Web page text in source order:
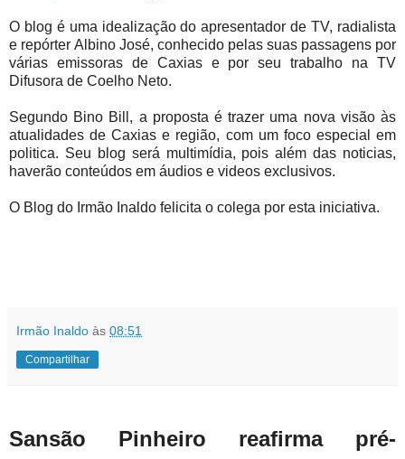
O blog é uma idealização do apresentador de TV, radialista
e repórter Albino José, conhecido pelas suas passagens por
várias emissoras de Caxias e por seu trabalho na TV
Difusora de Coelho Neto.
Segundo Bino Bill, a proposta é trazer uma nova visão às
atualidades de Caxias e região, com um foco especial em
politica. Seu blog será multimídia, pois além das noticias,
haverão conteúdos em áudios e videos exclusivos.
O Blog do Irmão Inaldo felicita o colega por esta iniciativa.
Irmão Inaldo às 08:51
Compartilhar
Sansão Pinheiro reafirma pré-